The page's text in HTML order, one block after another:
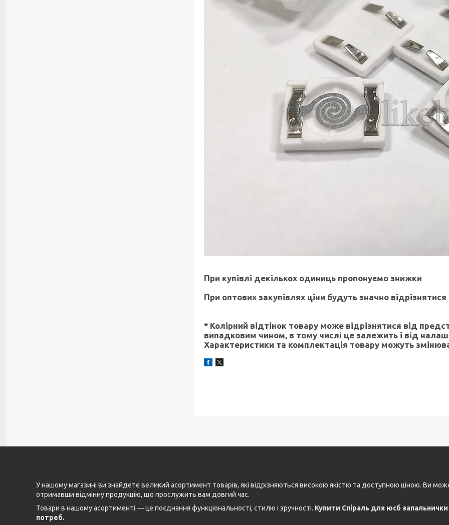
При купівлі декількох одиниць пропонуємо знижки
При оптових закупівлях ціни будуть значно відрізнятися
* Колірний відтінок товару може відрізнятися від
випадковим чином, в тому числі це залежить і від
Характеристики та комплектація товару можуть
У нашому магазині ви знайдете великий асортимент товарів, які відрізняються високою якістю та доступною ціною. Ви
отримавши відмінну продукцію, що прослужить вам довгий час.
Товари в нашому асортименті — це поєднання функціональності, стилю і зручності. Купити Спіраль для юсб
потреб.